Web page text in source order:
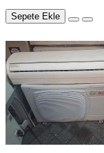
Sepete Ekle